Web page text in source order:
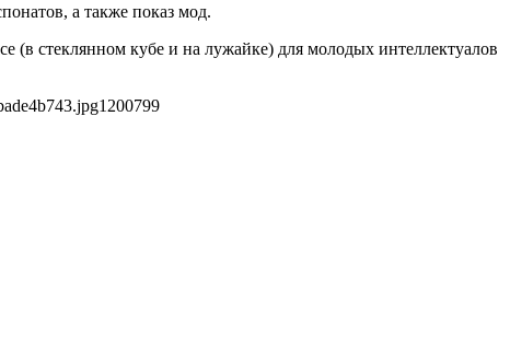
а также показ мод.
(в стеклянном кубе и на лужайке) для молодых интеллектуалов
1200799